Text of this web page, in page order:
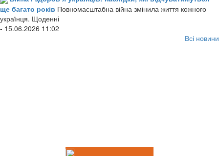
ще багато років Повномасштабна війна змінила життя кожного
українця. Щоденні
- 15.06.2026 11:02
Всі новини